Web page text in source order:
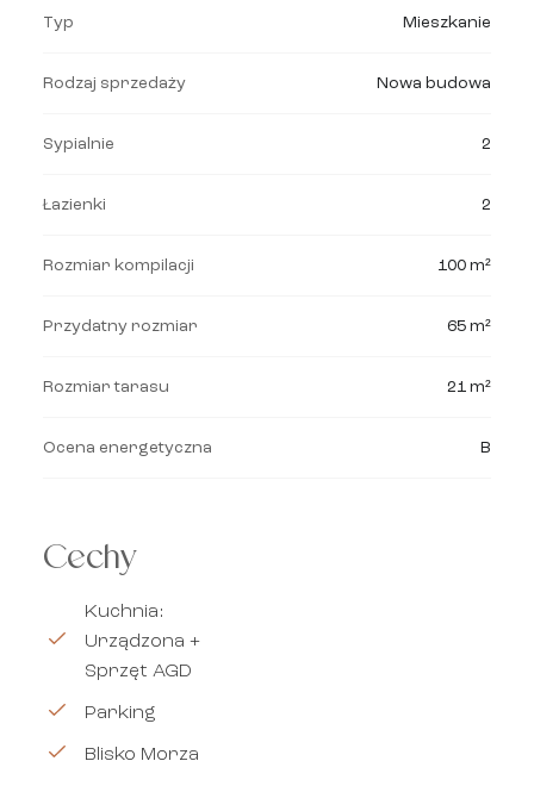
Typ Mieszkanie
Rodzaj sprzedaży Nowa budowa
Sypialnie 2
Łazienki 2
Rozmiar kompilacji 100 m²
Przydatny rozmiar 65 m²
Rozmiar tarasu 21 m²
Ocena energetyczna B
Cechy
Kuchnia:
Urządzona +
Sprzęt AGD
Parking
Blisko Morza